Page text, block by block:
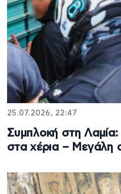
25.07.2026, 22:47
Συμπλοκή στη
στα χέρια – Μεγάλη